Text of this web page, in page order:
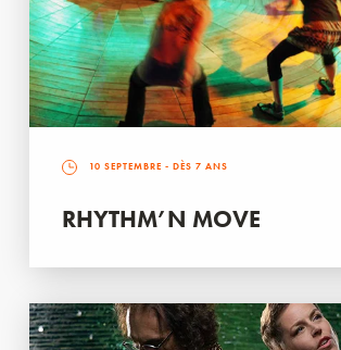
10 SEPTEMBRE - DÈS 7 ANS
RHYTHM’N MOVE